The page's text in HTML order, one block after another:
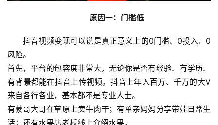
原因一：门槛低
抖音视频变现可以说是真正意义上的0门槛、0投入、0
风险。
首先，平台的包容度非常大，无论你是否有经验、有学历、
有背景都能在抖音上传视频。抖音上年入百万、千万的大V
来自各行各业，基本都不是专业人士。
有蒙哥大哥在草原上卖牛肉干；有单亲妈妈分享带娃日常生
活；还有水果店老板线上介绍水果。